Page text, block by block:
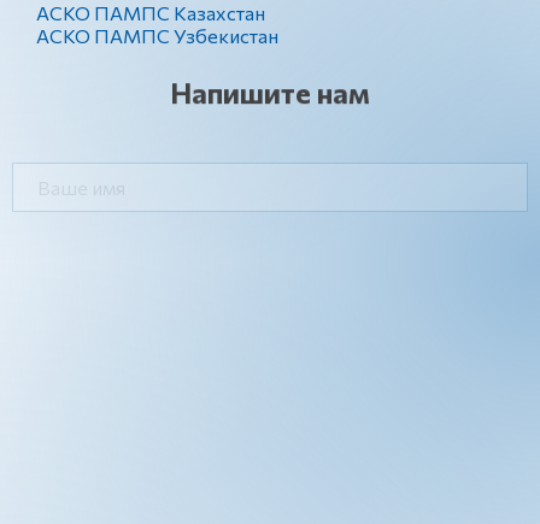
АСКО ПАМПС Казахстан
АСКО ПАМПС Узбекистан
Напишите нам